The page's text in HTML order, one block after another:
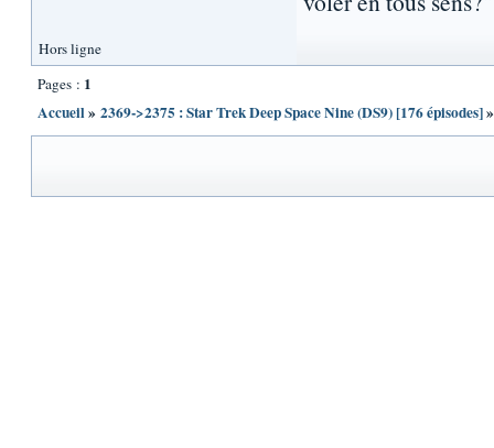
Hors ligne
Pages : 1
Accueil» 2369->2375 : Star Trek Deep Space Nine (DS9) [176 épisodes]